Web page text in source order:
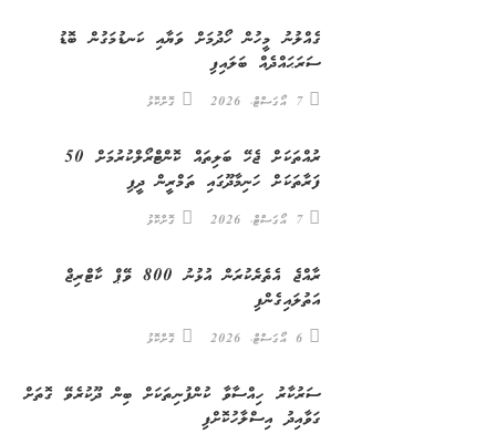
ގެއްލުނު މީހުން ހޯދުމަށް ވަޔާއި ކަނޑުމަގުން ބޮޑު
ސަރަޙައްދެއް ބަލައިފި
7 އޯގަސްޓް، 2026 ގޮށްކޮޅު
ރުއްތަކަށް ޖެހޭ ބަލިތައް ކޮންޓްރޯލްކުރުމަށް 50
ފަރާތަކަށް ހަނިމާދޫގައި ތަމްރީން ދީފި
7 އޯގަސްޓް، 2026 ގޮށްކޮޅު
ރާއްޖެ އެތެރެކުރަން އުޅުނު 800 ވޭޕް ކާޓްރިޖް
އަތުލައިގެންފި
6 އޯގަސްޓް، 2026 ގޮށްކޮޅު
ސަރުކާރު ހިއްސާވާ ކުންފުނިތަކަށް ބިން ދޫކުރެވޭ ގޮތަށް
ގަވާއިދު އިސްލާހުކޮށްފި